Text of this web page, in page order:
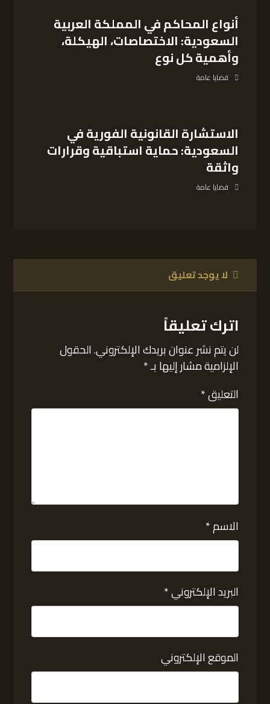
أنواع المحاكم في المملكة العربية
السعودية: الاختصاصات، الهيكلة،
وأهمية كل نوع
قضايا عامة
الاستشارة القانونية الفورية في
السعودية: حماية استباقية وقرارات
واثقة
قضايا عامة
لا يوجد تعليق
اترك تعليقاً
لن يتم نشر عنوان بريدك الإلكتروني.الحقول
الإلزامية مشار إليها بـ*
التعليق*
الاسم*
البريد الإلكتروني*
الموقع الإلكتروني